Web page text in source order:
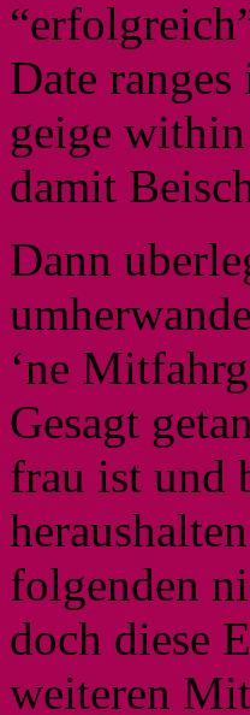
Date
geige
damit
Dann
‘ne
Gesagt
frau ist und
folgenden
doch diese
weiteren